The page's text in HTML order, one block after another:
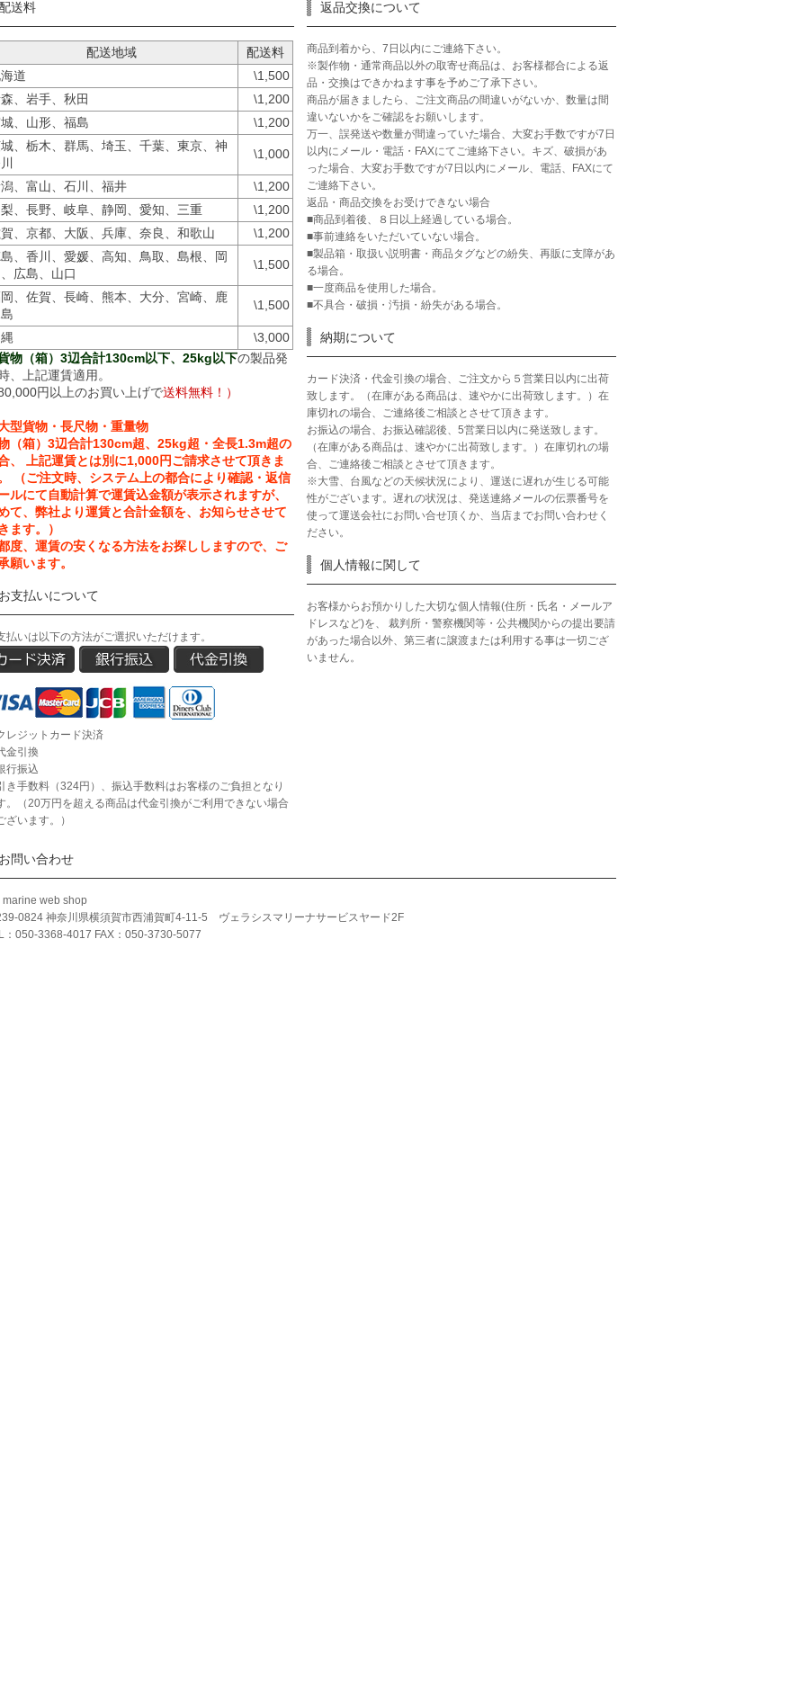
送料
配送地域
配送料
道
\1,500
、岩手、秋田
\1,200
、山形、福島
\1,200
、栃木、群馬、埼玉、千葉、東京、神
\1,000
、富山、石川、福井
\1,200
、長野、岐阜、静岡、愛知、三重
\1,200
、京都、大阪、兵庫、奈良、和歌山
\1,200
、香川、愛媛、高知、鳥取、島根、岡
広島、山口
\1,500
、佐賀、長崎、熊本、大分、宮崎、鹿
\1,500
\3,000
物（箱）3辺合計130cm以下、25kg以下の製品発
、上記運賃適用。
円以上のお買い上げで送料無料！）
型貨物・長尺物・重量物
（箱）3辺合計130cm超、25kg超・全長1.3m超の
、 上記運賃とは別に1,000円ご請求させて頂きま
（ご注文時、システム上の都合により確認・返信
ルにて自動計算で運賃込金額が表示されますが、
て、弊社より運賃と合計金額を、お知らせさせて
ます。）
度、運賃の安くなる方法をお探ししますので、ご
願います。
支払いについて
払いは以下の方法がご選択いただけます。
レジットカード決済
金引換
行振込
き手数料（324円）、振込手数料はお客様のご負担となり
。（20万円を超える商品は代金引換がご利用できない場合
ざいます。）
返品交換について
商品到着から、7日以内にご連絡下さい。
※製作物・通常商品以外の取寄せ商品は、お客様都合による返
品・交換はできかねます事を予めご了承下さい。
商品が届きましたら、ご注文商品の間違いがないか、数量は間
違いないかをご確認をお願いします。
万一、誤発送や数量が間違っていた場合、大変お手数ですが7日
以内にメール・電話・FAXにてご連絡下さい。キズ、破損があ
った場合、大変お手数ですが7日以内にメール、電話、FAXにて
ご連絡下さい。
返品・商品交換をお受けできない場合
■商品到着後、８日以上経過している場合。
■事前連絡をいただいていない場合。
■製品箱・取扱い説明書・商品タグなどの紛失、再販に支障があ
る場合。
■一度商品を使用した場合。
■不具合・破損・汚損・紛失がある場合。
納期について
カード決済・代金引換の場合、ご注文から５営業日以内に出荷
致します。（在庫がある商品は、速やかに出荷致します。）在
庫切れの場合、ご連絡後ご相談とさせて頂きます。
お振込の場合、お振込確認後、5営業日以内に発送致します。
（在庫がある商品は、速やかに出荷致します。）在庫切れの場
合、ご連絡後ご相談とさせて頂きます。
※大雪、台風などの天候状況により、運送に遅れが生じる可能
性がございます。遅れの状況は、発送連絡メールの伝票番号を
使って運送会社にお問い合せ頂くか、当店までお問い合わせく
ださい。
個人情報に関して
お客様からお預かりした大切な個人情報(住所・氏名・メールア
ドレスなど)を、 裁判所・警察機関等・公共機関からの提出要請
があった場合以外、第三者に譲渡または利用する事は一切ござ
いません。
問い合わせ
marine web shop
0824 神奈川県横須賀市西浦賀町4-11-5 ヴェラシスマリーナサービスヤード2F
：050-3368-4017 FAX：050-3730-5077